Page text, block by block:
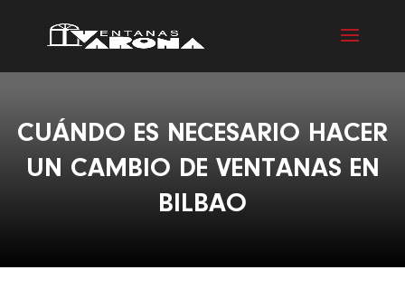
CUÁNDO ES NECESARIO HACER
UN CAMBIO DE VENTANAS EN
BILBAO